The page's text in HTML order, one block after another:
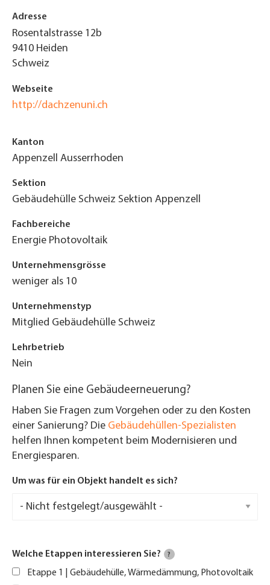
Adresse
Rosentalstrasse 12b
9410 Heiden
Schweiz
Webseite
http://dachzenuni.ch
Kanton
Appenzell Ausserrhoden
Sektion
Gebäudehülle Schweiz Sektion Appenzell
Fachbereiche
Energie Photovoltaik
Unternehmensgrösse
weniger als 10
Unternehmenstyp
Mitglied Gebäudehülle Schweiz
Lehrbetrieb
Nein
Planen Sie eine Gebäudeerneuerung?
Haben Sie Fragen zum Vorgehen oder zu den Kosten
einer Sanierung? Die Gebäudehüllen-Spezialisten
helfen Ihnen kompetent beim Modernisieren und
Energiesparen.
Um was für ein Objekt handelt es sich?
Welche Etappen interessieren Sie? ?
Etappe 1 | Gebäudehülle, Wärmedämmung, Photovoltaik